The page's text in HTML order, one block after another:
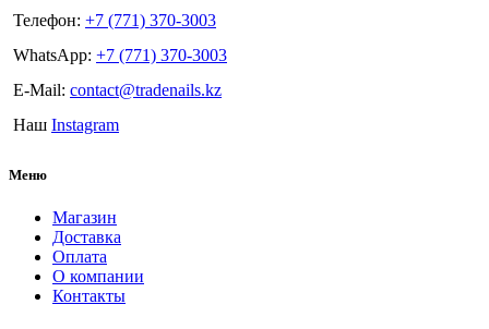
Телефон: +7 (771) 370-3003
WhatsApp: +7 (771) 370-3003
E-Mail: contact@tradenails.kz
Наш Instagram
Меню
Магазин
Доставка
Оплата
О компании
Контакты